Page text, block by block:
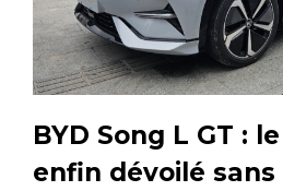
BYD Song L GT :
enfin dévoilé